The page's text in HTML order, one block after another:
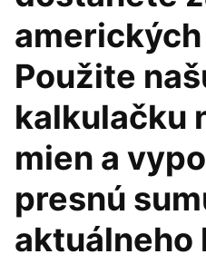
Použite
kalkulačku
mien a
presnú
aktuálneho